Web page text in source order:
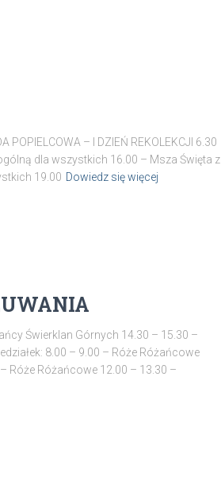
POPIELCOWA – I DZIEŃ REKOLEKCJI 6.30
dla wszystkich 16.00 – Msza Święta z
19.00 Dowiedz się więcej
Świerklan Górnych 14.30 – 15.30 –
8.00 – 9.00 – Róże Różańcowe
Róże Różańcowe 12.00 – 13.30 –